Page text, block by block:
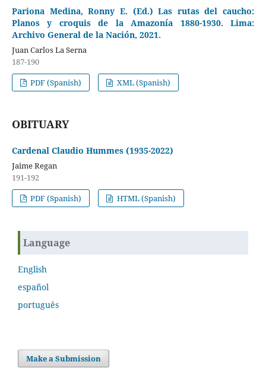
Pariona Medina, Ronny E. (Ed.) Las rutas del caucho:
Planos y croquis de la Amazonía 1880-1930. Lima:
Archivo General de la Nación, 2021.
Juan Carlos La Serna
187-190
PDF (Spanish)
XML (Spanish)
OBITUARY
Cardenal Claudio Hummes (1935-2022)
Jaime Regan
191-192
PDF (Spanish)
HTML (Spanish)
Language
English
español
português
Make a Submission